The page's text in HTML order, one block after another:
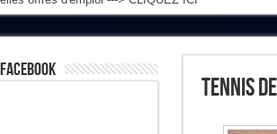
Tennis